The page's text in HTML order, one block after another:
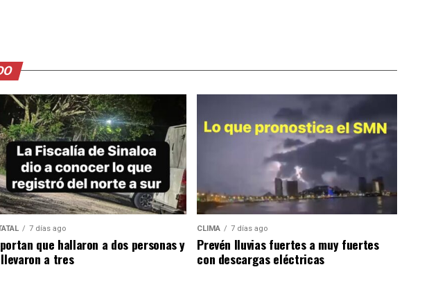
7 días ago
que hallaron a dos personas y
a tres
CLIMA 7 días ago
Prevén lluvias fuertes a muy fuertes
con descargas eléctricas